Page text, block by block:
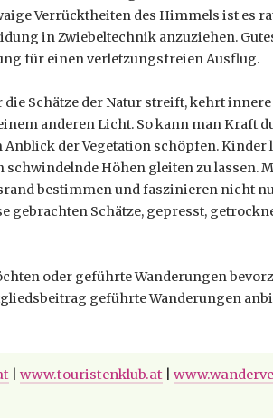
Verrücktheiten des Himmels ist es
in Zwiebeltechnik anzuziehen.
für einen verletzungsfreien Ausflug.
Schätze der Natur streift, kehrt
anderen Licht. So kann man Kraft
der Vegetation schöpfen. Kinder
schwindelnde Höhen gleiten zu lassen.
bestimmen und faszinieren nicht
gebrachten Schätze, gepresst,
oder geführte Wanderungen
geführte Wanderungen
| www.touristenklub.at|